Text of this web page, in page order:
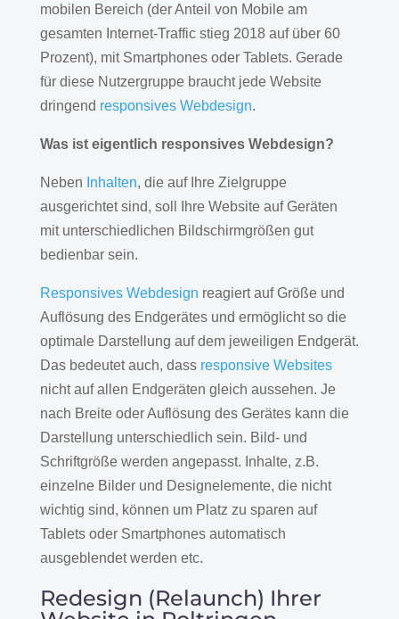
mobilen Bereich (der Anteil von Mobile am
gesamten Internet-Traffic stieg 2018 auf über 60
Prozent), mit Smartphones oder Tablets. Gerade
für diese Nutzergruppe braucht jede Website
dringend responsives Webdesign.
Was ist eigentlich responsives Webdesign?
Neben Inhalten, die auf Ihre Zielgruppe
ausgerichtet sind, soll Ihre Website auf Geräten
mit unterschiedlichen Bildschirmgrößen gut
bedienbar sein.
Responsives Webdesign reagiert auf Größe und
Auflösung des Endgerätes und ermöglicht so die
optimale Darstellung auf dem jeweiligen Endgerät.
Das bedeutet auch, dass responsive Websites
nicht auf allen Endgeräten gleich aussehen. Je
nach Breite oder Auflösung des Gerätes kann die
Darstellung unterschiedlich sein. Bild- und
Schriftgröße werden angepasst. Inhalte, z.B.
einzelne Bilder und Designelemente, die nicht
wichtig sind, können um Platz zu sparen auf
Tablets oder Smartphones automatisch
ausgeblendet werden etc.
Redesign (Relaunch) Ihrer